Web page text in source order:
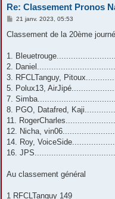
Re: Classement Pronos
M
s
g
21 janv. 2023, 05:53
Classement de la 20ème
1.
2.
3. RFCLTanguy,
5. Polux13,
7.
8. PGO, Datafred,
11.
12. Nicha,
14. Roy,
16.
Au classement général
1 RFCLTanguy 149